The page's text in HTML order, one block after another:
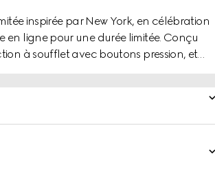
inspirée par New York, en célébration
en ligne pour une durée limitée. Conçu
à soufflet avec boutons pression, et